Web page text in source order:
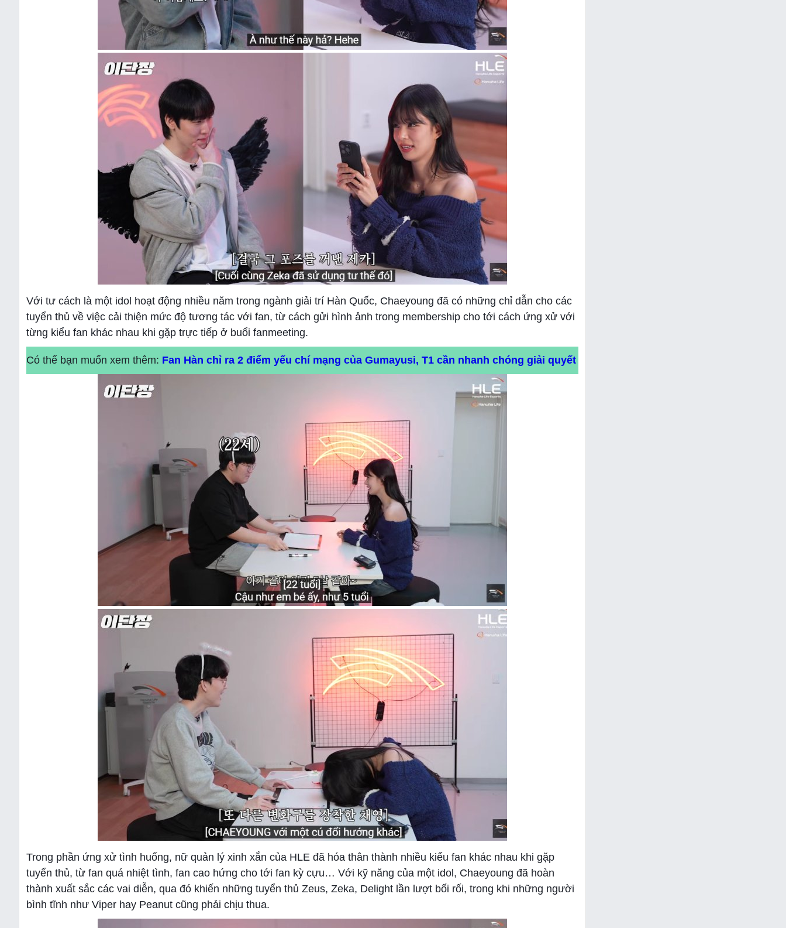
Với tư cách là một idol hoạt động nhiều năm trong ngành giải trí Hàn Quốc, Chaeyoung đã có những chỉ dẫn cho các
tuyển thủ về việc cải thiện mức độ tương tác với fan, từ cách gửi hình ảnh trong membership cho tới cách ứng xử với
từng kiểu fan khác nhau khi gặp trực tiếp ở buổi fanmeeting.
Có thể bạn muốn xem thêm: Fan Hàn chỉ ra 2 điểm yếu chí mạng của Gumayusi, T1 cần nhanh chóng giải quyết
Trong phần ứng xử tình huống, nữ quản lý xinh xắn của HLE đã hóa thân thành nhiều kiểu fan khác nhau khi gặp
tuyển thủ, từ fan quá nhiệt tình, fan cao hứng cho tới fan kỳ cựu… Với kỹ năng của một idol, Chaeyoung đã hoàn
thành xuất sắc các vai diễn, qua đó khiến những tuyển thủ Zeus, Zeka, Delight lần lượt bối rối, trong khi những người
bình tĩnh như Viper hay Peanut cũng phải chịu thua.